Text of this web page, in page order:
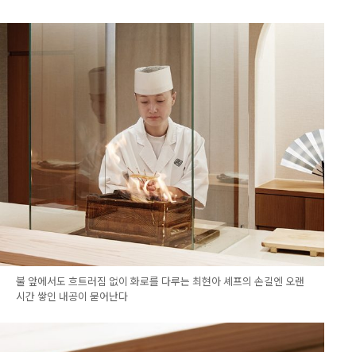
불 앞에서도 흐트러짐 없이 화로를 다루는 최현아 셰프의 손길엔 오랜
시간 쌓인 내공이 묻어난다